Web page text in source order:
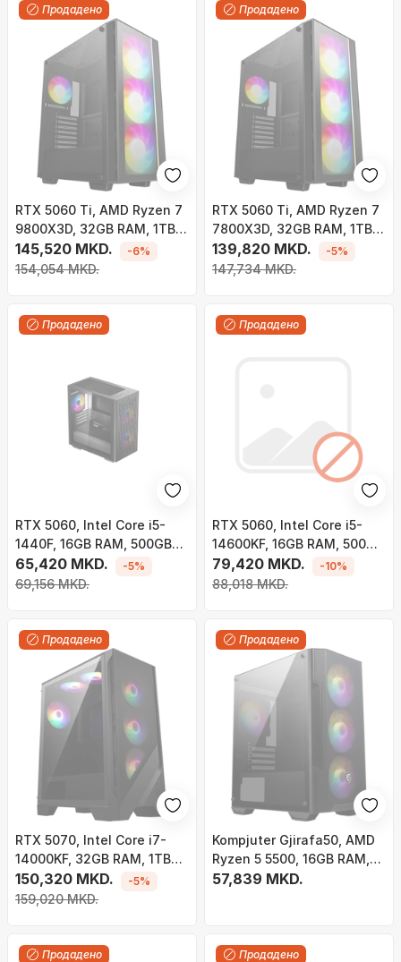
Продадено
RTX 5060 Ti, AMD Ryzen 7
9800X3D, 32GB RAM, 1TB
SSD - Gaming PC Gjirafa50
Fifty Series 75
145,520 MKD.
154,054 MKD.
-6%
Продадено
RTX 5060 Ti, AMD Ryzen 7
7800X3D, 32GB RAM, 1TB
SSD - Gaming PC Gjirafa50
Fifty Series 73
139,820 MKD.
147,734 MKD.
-5%
Продадено
RTX 5060, Intel Core i5-
1440F, 16GB RAM, 500GB
SSD - Gaming PC Gjirafa50
Fifty Series 77
65,420 MKD.
69,156 MKD.
-5%
Продадено
RTX 5060, Intel Core i5-
14600KF, 16GB RAM, 500GB
SSD - Gaming PC Gjirafa50
Fifty Series 78
79,420 MKD.
88,018 MKD.
-10%
Продадено
RTX 5070, Intel Core i7-
14000KF, 32GB RAM, 1TB
SSD - Gaming PC Gjirafa50
Fifty Series 79
150,320 MKD.
159,020 MKD.
-5%
Продадено
Kompjuter Gjirafa50, AMD
Ryzen 5 5500, 16GB RAM,
512GB SSD, RTX 5050 8GB
57,839 MKD.
Продадено Продадено